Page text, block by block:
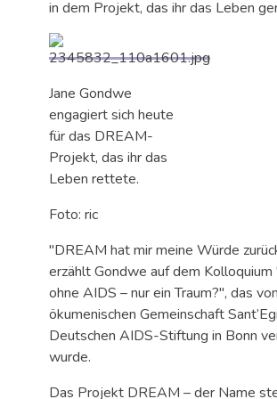
in dem Projekt, das ihr das Leben
Jane Gondwe
engagiert sich heute
für das DREAM-
Projekt, das ihr das
Leben rettete.
Foto: ric
"DREAM hat mir meine Würde
erzählt Gondwe auf dem Kolloquium
ohne AIDS – nur ein Traum?", das
ökumenischen Gemeinschaft
Deutschen AIDS-Stiftung in Bonn
wurde.
Das Projekt DREAM – der Name